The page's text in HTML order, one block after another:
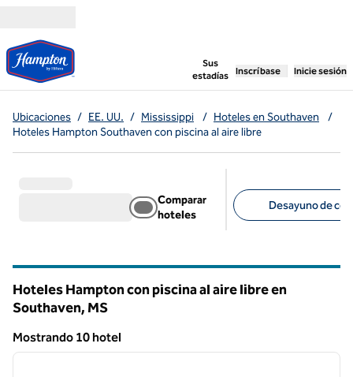
Sus
estadías
, abre una pestaña
Inscríbase Inicie sesión
Ubicaciones / EE. UU. / Mississippi / Hoteles en Southaven
/
Hoteles Hampton Southaven con piscina al aire libre
Comparar
hoteles
Desayuno de
Hoteles Hampton con piscina al aire libre en
Southaven, MS
Mostrando 10 hotel
Mostrando 10 hotel
1 de 12